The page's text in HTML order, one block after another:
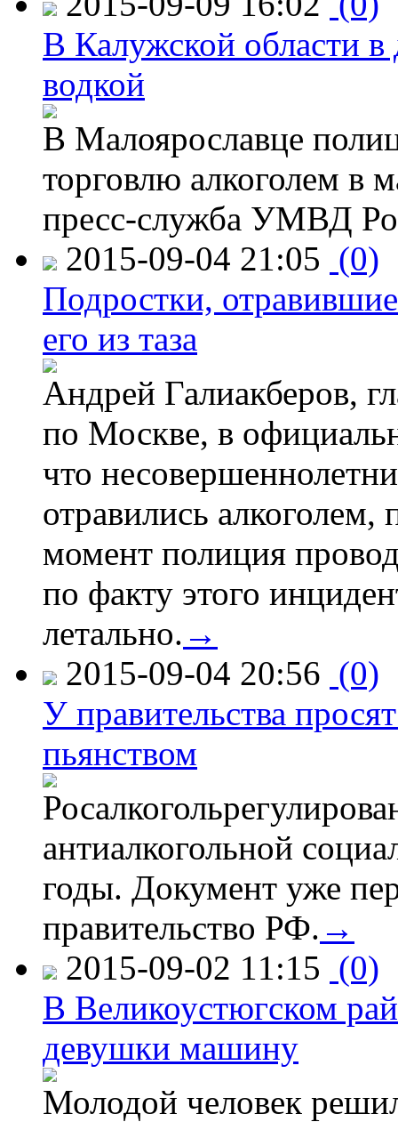
В Калужской области в
водкой
В Малоярославце
торговлю алкоголем в
пресс-служба УМВД
2015-09-04 21:05 (0)
Подростки,
его из таза
Андрей Галиакберов,
по Москве, в
что
отравились
момент полиция
по факту этого
летально. →
2015-09-04 20:56 (0)
У правительства
пьянством
антиалкогольной
годы. Документ уже
правительство РФ. →
2015-09-02 11:15 (0)
В Великоустюгском
девушки машину
Молодой человек